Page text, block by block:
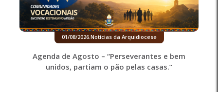
01/08/2026.Notícias da Arquidiocese
Agenda de Agosto – “Perseverantes e bem
unidos, partiam o pão pelas casas.”